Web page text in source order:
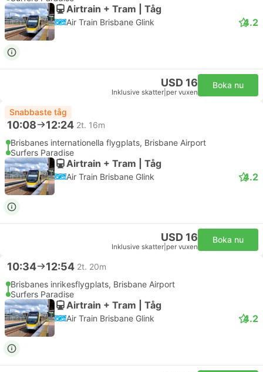
Airtrain + Tram | Tåg
Air Train Brisbane Glink 4.2
USD 16
Inklusive skatter per vuxen
Boka nu
Snabbaste tåg
10:08 12:24 2t. 16m
Brisbanes internationella flygplats, Brisbane Airport
Surfers Paradise
Airtrain + Tram | Tåg
Air Train Brisbane Glink 4.2
USD 16
Inklusive skatter per vuxen
Boka nu
10:34 12:54 2t. 20m
Brisbanes inrikesflygplats, Brisbane Airport
Surfers Paradise
Airtrain + Tram | Tåg
Air Train Brisbane Glink 4.2